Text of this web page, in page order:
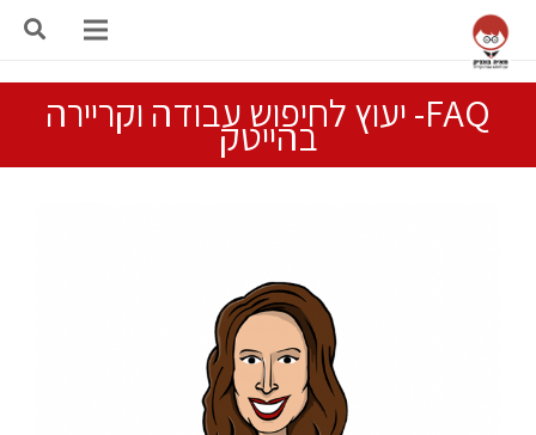
FAQ- יעוץ לחיפוש עבודה וקריירה
בהייטק